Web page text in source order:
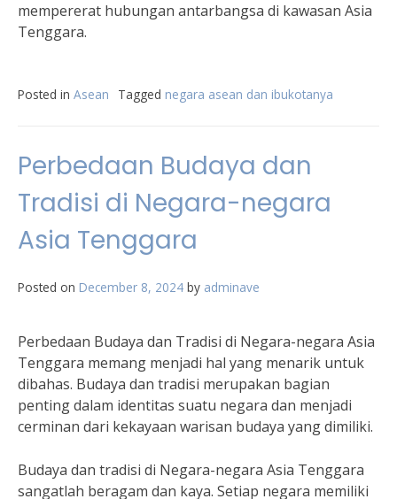
mempererat hubungan antarbangsa di kawasan Asia
Tenggara.
Posted in Asean Tagged negara asean dan ibukotanya
Perbedaan Budaya dan
Tradisi di Negara-negara
Asia Tenggara
Posted on December 8, 2024 by adminave
Perbedaan Budaya dan Tradisi di Negara-negara Asia
Tenggara memang menjadi hal yang menarik untuk
dibahas. Budaya dan tradisi merupakan bagian
penting dalam identitas suatu negara dan menjadi
cerminan dari kekayaan warisan budaya yang dimiliki.
Budaya dan tradisi di Negara-negara Asia Tenggara
sangatlah beragam dan kaya. Setiap negara memiliki